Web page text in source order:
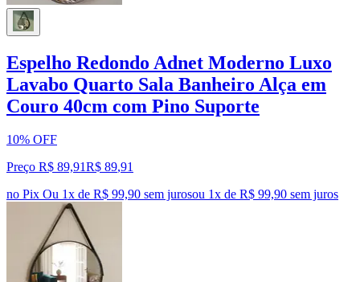
Espelho Redondo Adnet Moderno Luxo
Lavabo Quarto Sala Banheiro Alça em
Couro 40cm com Pino Suporte
10% OFF
Preço R$ 89,91R$ 89,91
no Pix Ou 1x de R$ 99,90 sem jurosou 1x de R$ 99,90 sem juros